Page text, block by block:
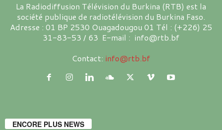
La Radiodiffusion Télévision du Burkina (RTB) est la
société publique de radiotélévision du Burkina Faso.
Adresse : 01 BP 2530 Ouagadougou 01 Tél : (+226) 25
31-83-53 / 63 E-mail : info@rtb.bf
Contact: info@rtb.bf
ENCORE PLUS NEWS